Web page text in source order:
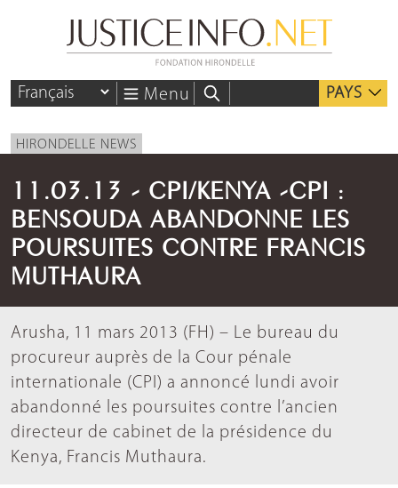
Menu PAYS
HIRONDELLE NEWS
11.03.13 - CPI/KENYA -CPI :
BENSOUDA ABANDONNE LES
POURSUITES CONTRE FRANCIS
MUTHAURA
Arusha, 11 mars 2013 (FH) – Le bureau du
procureur auprès de la Cour pénale
internationale (CPI) a annoncé lundi avoir
abandonné les poursuites contre l’ancien
directeur de cabinet de la présidence du
Kenya, Francis Muthaura.